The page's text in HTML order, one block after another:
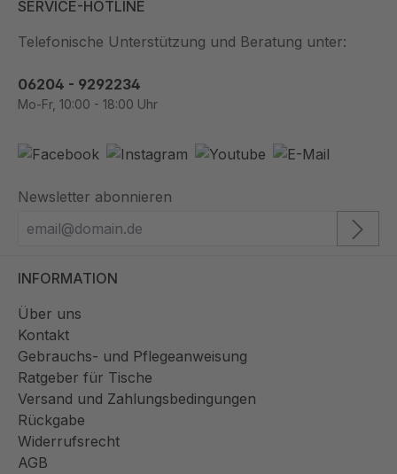
100% aus Polypropylen, einem sehr
wasserabweisendem Kunststoff. In
Füße aus dem Massivholz Esche
entspringen, sieht er sehr skandinavisch
Dinge, die man nicht in allen Möbeln findet.
SERVICE-HOTLINE
Telefonische Unterstützung und Beratung unter:
06204 - 9292234
Mo-Fr, 10:00 - 18:00 Uhr
Newsletter abonnieren
INFORMATION
Über uns
Kontakt
Gebrauchs- und Pflegeanweisung
Ratgeber für Tische
Versand und Zahlungsbedingungen
Rückgabe
Widerrufsrecht
AGB